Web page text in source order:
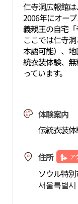
仁寺洞広報館
2006年にオー
義親王の自宅「
ここでは仁寺
本語可能）、
統衣装体験、
っています。
体験案内
伝統衣装体
住所 ア
ソウル特
서울특별